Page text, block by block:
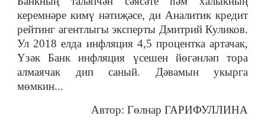
керемнәре кимү нәтиҗәсе, ди Аналитик кредит
рейтинг агентлыгы эксперты Дмитрий Куликов.
Ул 2018 елда инфляция 4,5 процентка артачак,
Үзәк Банк инфляция үсешен йөгәнләп тора
алмаячак дип саный. Дәвамын укырга
мөмкин...
Автор: Гөлнар ГАРИФУЛЛИНА